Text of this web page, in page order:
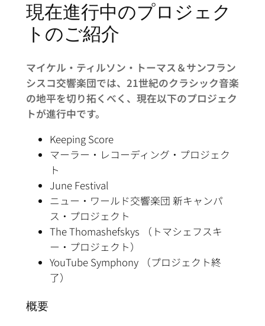
現在進行中のプロジェク
トのご紹介
マイケル・ティルソン・トーマス＆サンフラン
シスコ交響楽団では、21世紀のクラシック音楽
の地平を切り拓くべく、現在以下のプロジェク
トが進行中です。
Keeping Score
マーラー・レコーディング・プロジェク
ト
June Festival
ニュー・ワールド交響楽団 新キャンパ
ス・プロジェクト
The Thomashefskys （トマシェフスキ
ー・プロジェクト）
YouTube Symphony （プロジェクト終
了）
概要